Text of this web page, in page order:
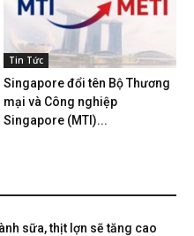
Tin Tức
Singapore đổi tên Bộ Thương
mại và Công nghiệp
Singapore (MTI)...
sữa, thịt lợn sẽ tăng cao